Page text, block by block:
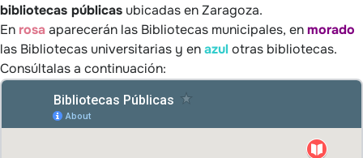
bibliotecas públicas ubicadas en Zaragoza.
En rosaaparecerán las Bibliotecas municipales, enmorado
las Bibliotecas universitarias y enazulotras bibliotecas.
Consúltalas a continuación: